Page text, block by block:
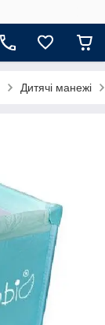
Дитячі манежі